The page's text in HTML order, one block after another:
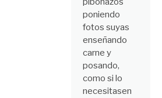
poniendo
fotos suyas
enseñando
carne y
posando,
como si lo
necesitasen